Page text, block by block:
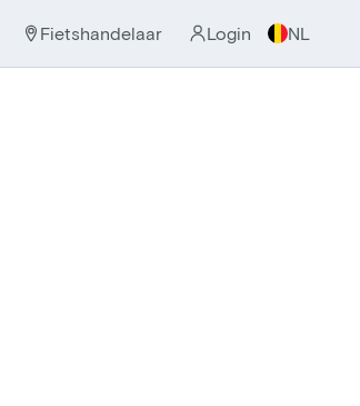
Fietshandelaar Login NL